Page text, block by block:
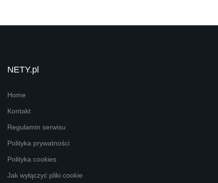
NETY.pl
Home
Kontakt
Regulamin serwisu
Polityka prywatności
Polityka cookies
Jak wyłączyć pliki cookie